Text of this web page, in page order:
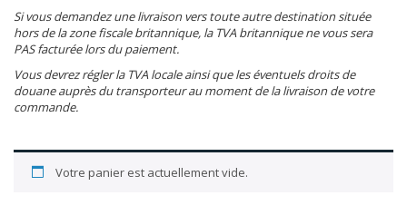
Si vous demandez une livraison vers toute autre destination située
hors de la zone fiscale britannique, la TVA britannique ne vous sera
PAS facturée lors du paiement.
Vous devrez régler la TVA locale ainsi que les éventuels droits de
douane auprès du transporteur au moment de la livraison de votre
commande.
Votre panier est actuellement vide.